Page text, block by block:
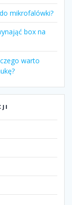
mikrofalówki?
box na
warto